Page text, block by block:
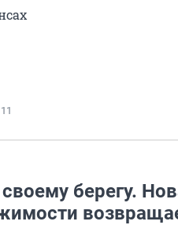
11
берегу.